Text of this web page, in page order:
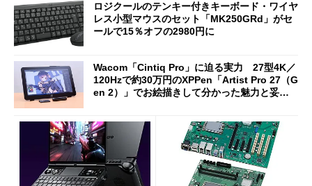
ロジクールのテンキー付きキーボード・ワイヤ
レス小型マウスのセット「MK250GRd」がセ
ールで15％オフの2980円に
Wacom「Cintiq Pro」に迫る実力 27型4K／
120Hzで約30万円のXPPen「Artist Pro 27（G
en 2）」でお絵描きして分かった魅力と妥協